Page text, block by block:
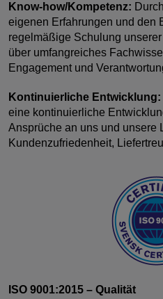
Know-how/Kompetenz:
eigenen Erfahrungen und den
regelmäßige Schulung
über umfangreiches
Engagement und
Kontinuierliche Entwicklung:
eine kontinuierliche
Ansprüche an uns und unsere
Kundenzufriedenheit,
ISO 9001:2015 – Qualität